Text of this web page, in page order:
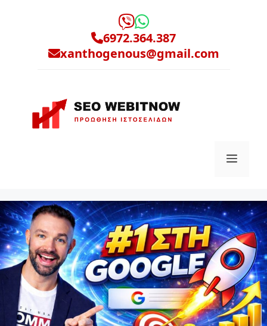
6972.364.387
xanthogenous@gmail.com